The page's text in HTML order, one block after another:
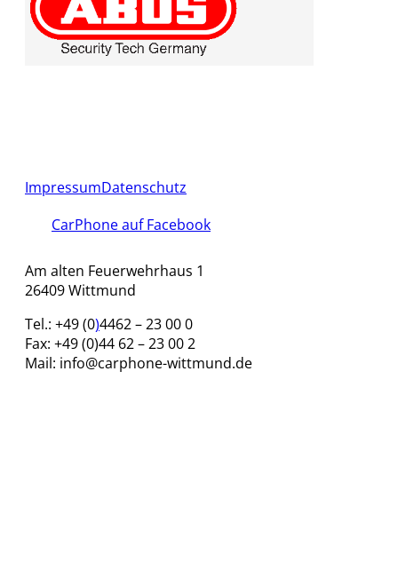
ImpressumDatenschutz
CarPhone auf Facebook
Am alten Feuerwehrhaus 1
26409 Wittmund
Tel.: +49 (0)4462 – 23 00 0
Fax: +49 (0)44 62 – 23 00 2
Mail: info@carphone-wittmund.de